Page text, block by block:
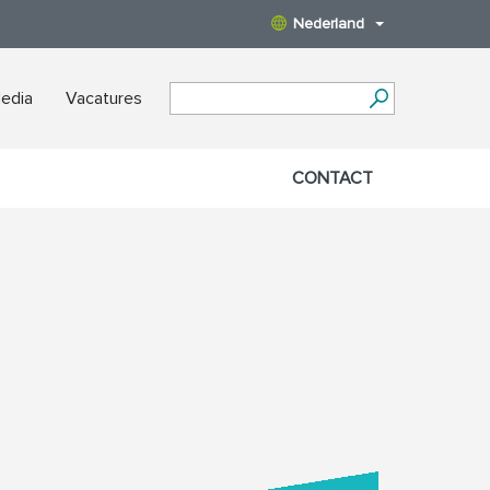
Nederland
Vacatures
CONTACT